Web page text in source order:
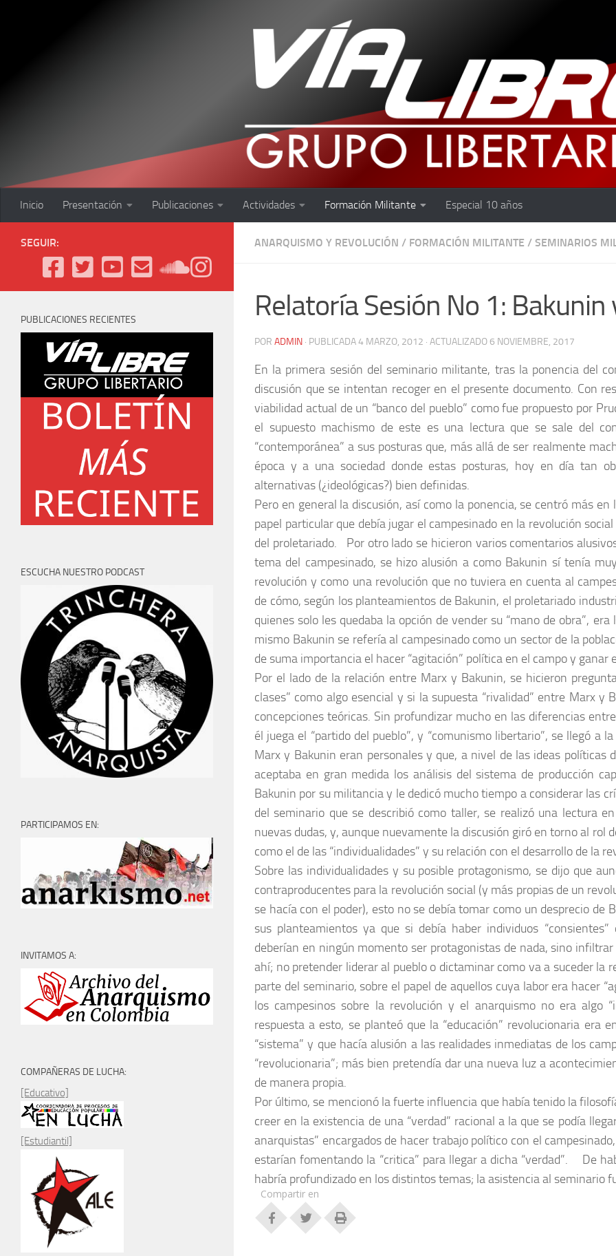
Inicio Presentación Publicaciones Actividades Formación Militante Especial 10 años
ANARQUISMO Y REVOLUCIÓN / FORMACIÓN MILITANTE / SEMINARIOS
Relatoría Sesión No 1: Bakunin
POR ADMIN · PUBLICADA4 MARZO, 2012 · ACTUALIZADO6 NOVIEMBRE, 2017
En la primera sesión del seminario militante, tras la ponencia del
discusión que se intentan recoger en el presente documento. Con
viabilidad actual de un “banco del pueblo” como fue propuesto por
el supuesto machismo de este es una lectura que se sale del
“contemporánea” a sus posturas que, más allá de ser realmente
época y a una sociedad donde estas posturas, hoy en día tan
alternativas (¿ideológicas?) bien definidas.
Pero en general la discusión, así como la ponencia, se centró más
papel particular que debía jugar el campesinado en la revolución
del proletariado. Por otro lado se hicieron varios comentarios
tema del campesinado, se hizo alusión a como Bakunin sí tenía
revolución y como una revolución que no tuviera en cuenta al
de cómo, según los planteamientos de Bakunin, el proletariado
quienes solo les quedaba la opción de vender su “mano de obra”,
mismo Bakunin se refería al campesinado como un sector de la
de suma importancia el hacer “agitación” política en el campo y ganar
Por el lado de la relación entre Marx y Bakunin, se hicieron
clases” como algo esencial y si la supuesta “rivalidad” entre Marx
concepciones teóricas. Sin profundizar mucho en las diferencias
él juega el “partido del pueblo”, y “comunismo libertario”, se llegó a
Marx y Bakunin eran personales y que, a nivel de las ideas
aceptaba en gran medida los análisis del sistema de producción
Bakunin por su militancia y le dedicó mucho tiempo a considerar las
del seminario que se describió como taller, se realizó una lectura
nuevas dudas, y, aunque nuevamente la discusión giró en torno al rol
como el de las “individualidades” y su relación con el desarrollo de la
Sobre las individualidades y su posible protagonismo, se dijo que
contraproducentes para la revolución social (y más propias de un
se hacía con el poder), esto no se debía tomar como un desprecio de
sus planteamientos ya que si debía haber individuos
deberían en ningún momento ser protagonistas de nada, sino
ahí; no pretender liderar al pueblo o dictaminar como va a suceder la
parte del seminario, sobre el papel de aquellos cuya labor era hacer
los campesinos sobre la revolución y el anarquismo no era algo
respuesta a esto, se planteó que la “educación” revolucionaria era
“sistema” y que hacía alusión a las realidades inmediatas de los
“revolucionaria”; más bien pretendía dar una nueva luz a
de manera propia.
Por último, se mencionó la fuerte influencia que había tenido la
creer en la existencia de una “verdad” racional a la que se podía
anarquistas” encargados de hacer trabajo político con el
estarían fomentando la “critica” para llegar a dicha “verdad”. De
habría profundizado en los distintos temas; la asistencia al seminario
Compartir en
SEGUIR:
PUBLICACIONES RECIENTES
ESCUCHA NUESTRO PODCAST
PARTICIPAMOS EN:
INVITAMOS A:
COMPAÑERAS DE LUCHA:
[Educativo]
[Estudiantil]